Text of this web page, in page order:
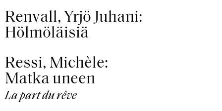
Renvall, Yrjö Juhani:
Hölmöläisiä
Ressi, Michèle:
Matka uneen
La part du rêve